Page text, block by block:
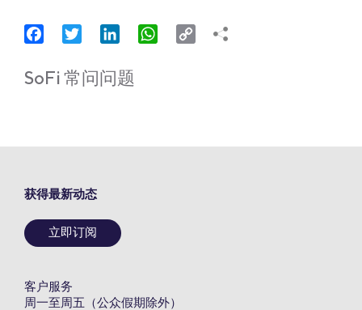
FacebookTwitter LinkedInWhatsApp
Copy
SoFi 常问问题
获得最新动态
立即订阅
客户服务
周一至周五（公众假期除外）